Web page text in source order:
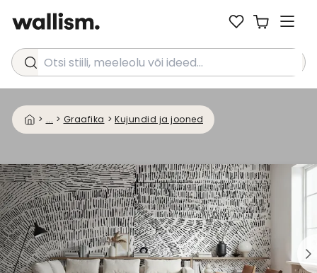
Otsi stiili, meeleolu või ideed...
> ... > Graafika > Kujundid ja jooned